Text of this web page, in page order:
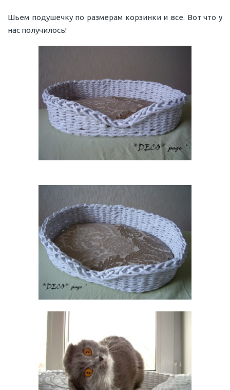
Шьем подушечку по размерам корзинки и все. Вот что у
нас получилось!